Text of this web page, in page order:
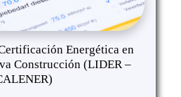
Energética en
Construcción (LIDER –